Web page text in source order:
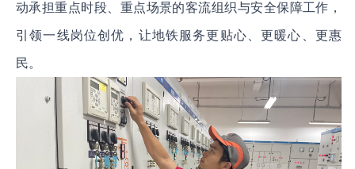
动承担重点时段、重点场景的客流组织与安全保障工作，
引领一线岗位创优，让地铁服务更贴心、更暖心、更惠
民。